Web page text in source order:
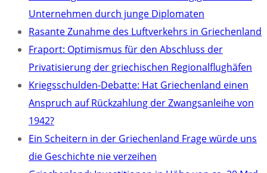
Unternehmen durch junge Diplomaten
Rasante Zunahme des Luftverkehrs in Griechenland
Fraport: Optimismus für den Abschluss der
Privatisierung der griechischen Regionalflughäfen
Kriegsschulden-Debatte: Hat Griechenland einen
Anspruch auf Rückzahlung der Zwangsanleihe von
1942?
Ein Scheitern in der Griechenland Frage würde uns
die Geschichte nie verzeihen